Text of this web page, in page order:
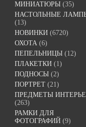
МИНИАТЮРЫ (35)
НАСТОЛЬНЫЕ
(13)
НОВИНКИ (6720)
ОХОТА (6)
ПЕПЕЛЬНИЦЫ (12)
ПЛАКЕТКИ (1)
ПОДНОСЫ (2)
ПОРТРЕТ (21)
ПРЕДМЕТЫ
(263)
РАМКИ ДЛЯ
ФОТОГРАФИЙ (9)